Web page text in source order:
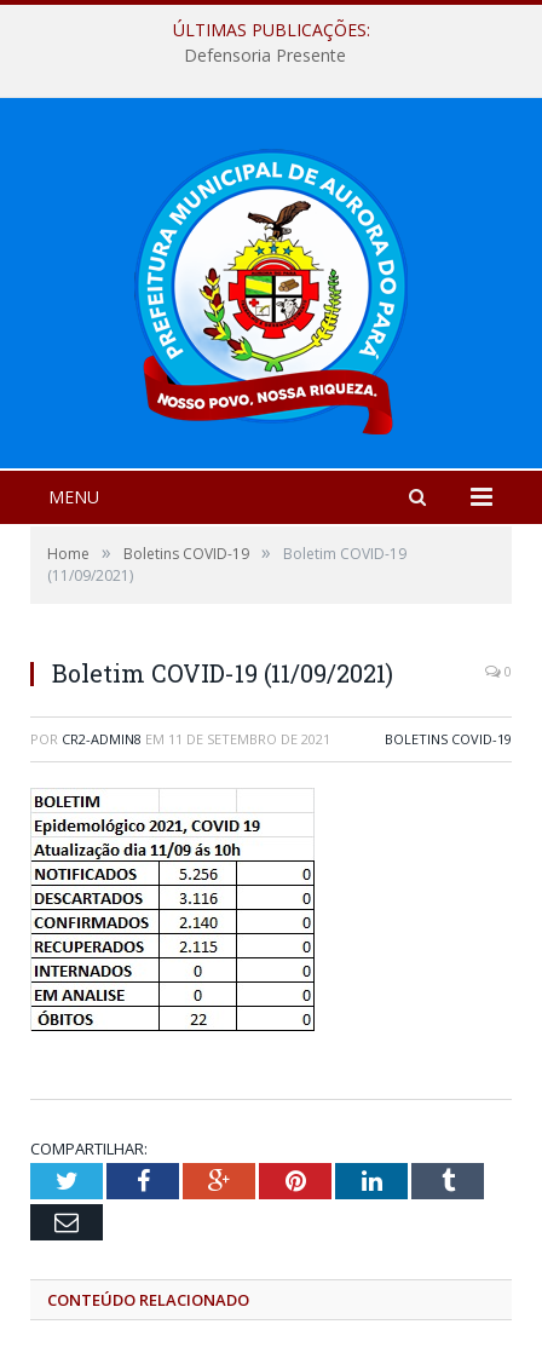
ÚLTIMAS PUBLICAÇÕES:
Defensoria Presente
MENU
Home » Boletins COVID-19 »
Boletim COVID-19
(11/09/2021)
Boletim COVID-19 (11/09/2021) 0
POR CR2-ADMIN8 EM 11 DE SETEMBRO DE 2021 BOLETINS COVID-19
COMPARTILHAR:
TwitterFacebookGoogle+PinterestLinkedInTumblr
Email
CONTEÚDO RELACIONADO